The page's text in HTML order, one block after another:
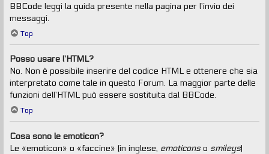
BBCode leggi la guida presente nella pagina per l’invio dei
messaggi.
Top
Posso usare l’HTML?
No. Non è possibile inserire del codice HTML e ottenere che sia
interpretato come tale in questo Forum. La maggior parte delle
funzioni dell’HTML può essere sostituita dal BBCode.
Top
Cosa sono le emoticon?
Le «emoticon» o «faccine» (in inglese, emoticonso smileys)